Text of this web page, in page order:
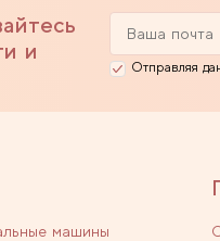
и
Отправляя
машины